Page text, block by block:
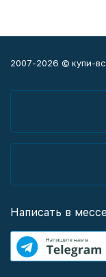
2007-2026 © купи-
Написать в